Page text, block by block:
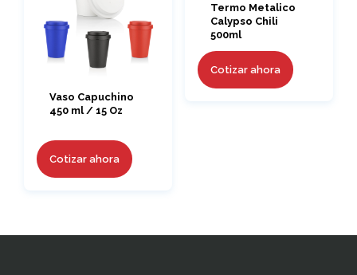
Vaso Capuchino
450 ml / 15 Oz
Cotizar ahora
Termo Metalico
Calypso Chili
500ml
Cotizar ahora